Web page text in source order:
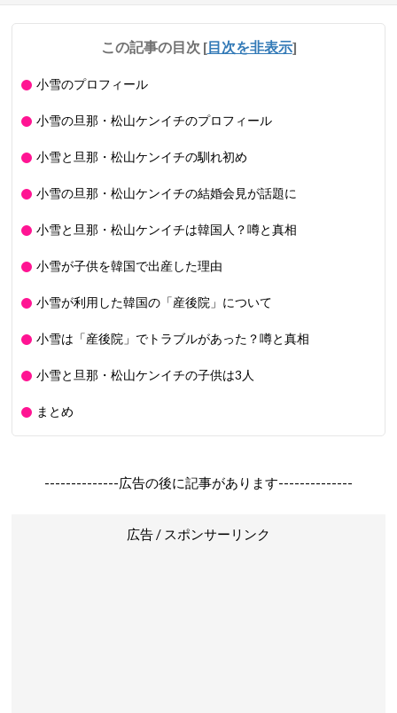
この記事の目次 [目次を非表示]
小雪のプロフィール
小雪の旦那・松山ケンイチのプロフィール
小雪と旦那・松山ケンイチの馴れ初め
小雪の旦那・松山ケンイチの結婚会見が話題に
小雪と旦那・松山ケンイチは韓国人？噂と真相
小雪が子供を韓国で出産した理由
小雪が利用した韓国の「産後院」について
小雪は「産後院」でトラブルがあった？噂と真相
小雪と旦那・松山ケンイチの子供は3人
まとめ
--------------広告の後に記事があります--------------
広告 / スポンサーリンク